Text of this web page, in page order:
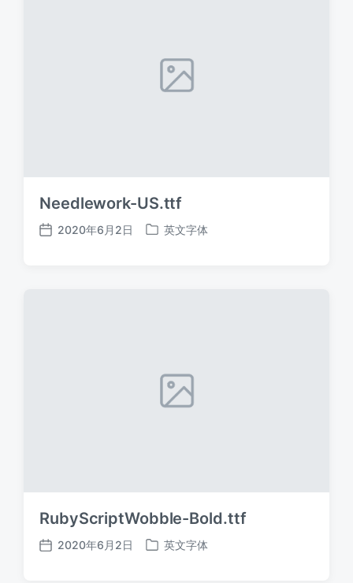
Needlework-US.ttf
发
2020年6月2日
发
英文字体
RubyScriptWobble-Bold.ttf
发
2020年6月2日
发
英文字体